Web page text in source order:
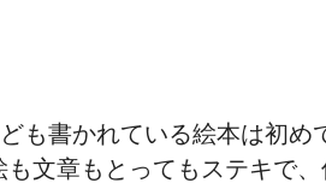
も書かれている絵本は初
文章もとってもステキで、